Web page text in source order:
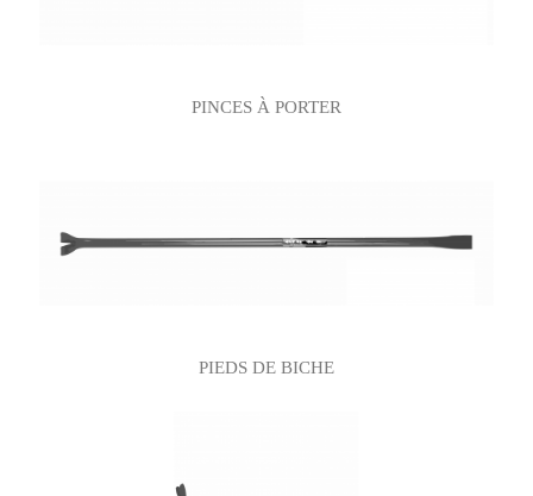
PINCES À PORTER
PIEDS DE BICHE